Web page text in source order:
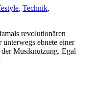
, Technik,
revolutionären
ebnete einer
Musiknutzung. Egal